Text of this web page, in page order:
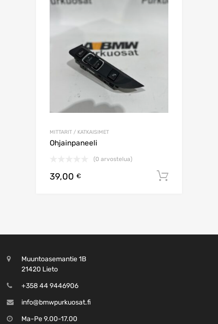
MITTARIT / KATKAISIMET
Ohjainpaneeli
(0 arvostelua)
39,00 €
Muuntoasemantie 1B
21420 Lieto
+358 44 9446906
info@bmwpurkuosat.fi
Ma-Pe 9.00-17.00